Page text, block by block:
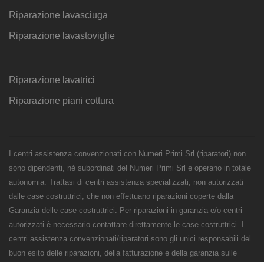
Riparazione lavasciuga
Riparazione lavastoviglie
Riparazione lavatrici
Riparazione piani cottura
I centri assistenza convenzionati con Numeri Primi Srl (riparatori) non
sono dipendenti, né subordinati del Numeri Primi Srl e operano in totale
autonomia. Trattasi di centri assistenza specializzati, non autorizzati
dalle case costruttrici, che non effettuano riparazioni coperte dalla
Garanzia delle case costruttrici. Per riparazioni in garanzia e/o centri
autorizzati è necessario contattare direttamente le case costruttrici. I
centri assistenza convenzionati/riparatori sono gli unici responsabili del
buon esito delle riparazioni, della fatturazione e della garanzia sulle